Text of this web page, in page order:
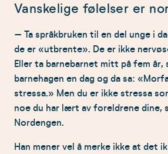
Vanskelige følelser er
– Ta språkbruken til en del unge i
de er «utbrente». De er ikke
Eller ta barnebarnet mitt på fem år,
barnehagen en dag og da sa:
stressa.» Men du er ikke stressa
noe du har lært av foreldrene dine,
Nordengen.
Han mener vel å merke ikke at det